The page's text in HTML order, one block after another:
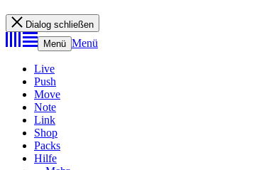
Dialog schließen
Menü Menü
Live
Push
Move
Note
Link
Shop
Packs
Hilfe